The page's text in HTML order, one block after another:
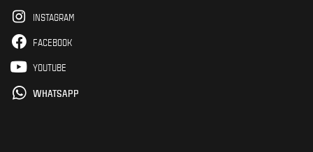
INSTAGRAM
FACEBOOK
YOUTUBE
WHATSAPP